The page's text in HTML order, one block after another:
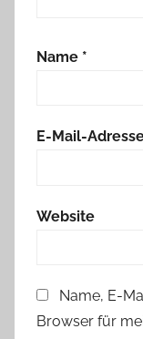
Name *
E-Mail-
Website
Name, E-
Browser für